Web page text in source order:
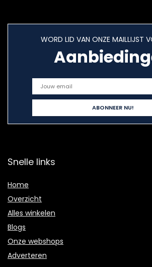
WORD LID VAN ONZE MAILLIJST
Snelle links
Home
Overzicht
Alles winkelen
Blogs
Onze webshops
Adverteren